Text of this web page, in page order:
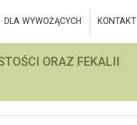
DLA WYWOŻĄCYCH KONTAKT
ORAZ FEKALII